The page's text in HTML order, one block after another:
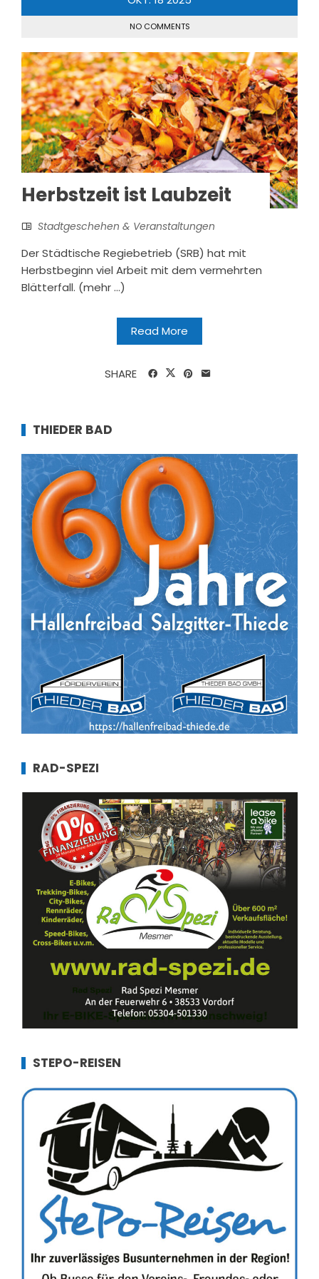
NO COMMENTS
Herbstzeit ist Laubzeit
Stadtgeschehen & Veranstaltungen
Der Städtische Regiebetrieb (SRB) hat mit
Herbstbeginn viel Arbeit mit dem vermehrten
Blätterfall. (mehr …)
Read More
SHARE
THIEDER BAD
RAD-SPEZI
STEPO-REISEN